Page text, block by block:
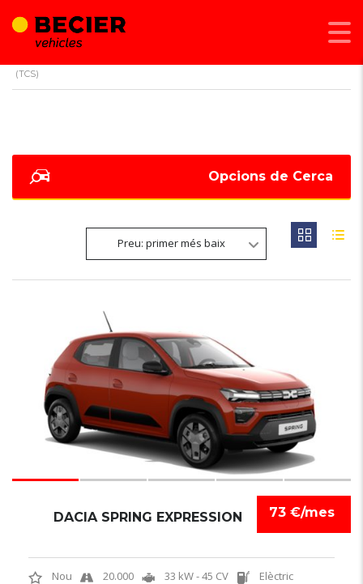
(TCS)
Opcions de Cerca
Preu: primer més baix
73 €/mes
DACIA SPRING EXPRESSION
Nou 20.000 33 kW - 45 CV Elèctric